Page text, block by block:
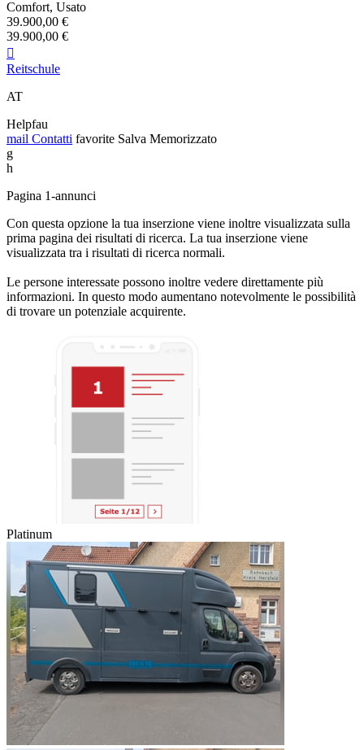
Comfort, Usato
39.900,00 €
39.900,00 €

Reitschule
AT
Helpfau
mail Contatti favorite Salva Memorizzato
g
h
Pagina 1-annunci
Con questa opzione la tua inserzione viene inoltre visualizzata sulla
prima pagina dei risultati di ricerca. La tua inserzione viene
visualizzata tra i risultati di ricerca normali.
Le persone interessate possono inoltre vedere direttamente più
informazioni. In questo modo aumentano notevolmente le possibilità
di trovare un potenziale acquirente.
Platinum